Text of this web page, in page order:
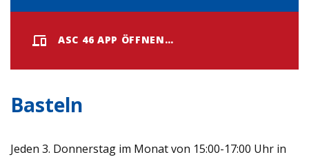
ASC 46 APP ÖFFNEN…
Basteln
Jeden 3. Donnerstag im Monat von 15:00-17:00 Uhr in